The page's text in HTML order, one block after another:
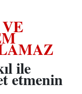
ile
etmenin